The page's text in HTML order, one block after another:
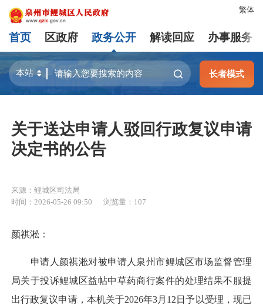
繁体
首页 区政府 政务公开 解读回应 办事服务
长者模式
关于送达申请人驳回行政复议申请
决定书的公告
来源：鲤城区司法局
时间：2026-05-26 09:50
浏览量： 107
颜祺淞：
申请人颜祺淞对被申请人泉州市鲤城区市场监督管理
局关于投诉鲤城区益帖中草药商行案件的处理结果不服提
出行政复议申请，本机关于2026年3月12日予以受理，现已